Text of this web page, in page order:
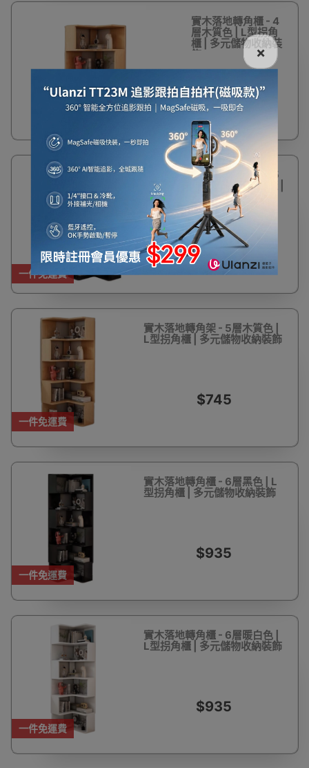
實木落地轉角櫃 - 4
層木質色 | L型拐角
櫃 | 多元儲物收納裝
飾
$578
一件免運費
實木落地轉角櫃 - 5
層黑色 | L型拐角櫃 |
多元儲物收納裝飾
$745
一件免運費
實木落地轉角架 - 5層木質色 |
L型拐角櫃 | 多元儲物收納裝飾
$745
一件免運費
實木落地轉角櫃 - 6層黑色 | L
型拐角櫃 | 多元儲物收納裝飾
$935
一件免運費
實木落地轉角櫃 - 6層暖白色 |
L型拐角櫃 | 多元儲物收納裝飾
$935
×